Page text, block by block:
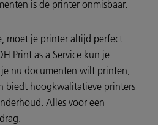
is de printer onmisbaar.
moet je printer altijd perfect
Print as a Service kun je
nu documenten wilt printen,
biedt hoogkwalitatieve printers
Alles voor een